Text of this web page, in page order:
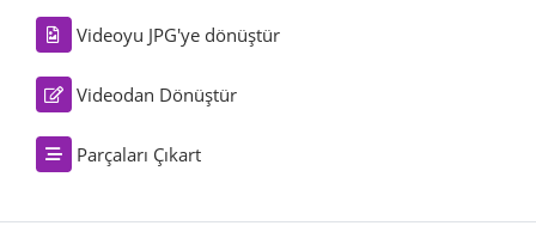
Videoyu JPG'ye dönüştür
Videodan Dönüştür
Parçaları Çıkart